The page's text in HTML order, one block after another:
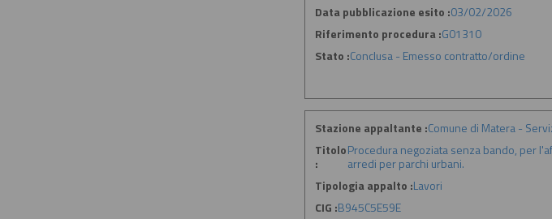
Data pubblicazione esito :03/02/2026
Riferimento procedura :G01310
Stato :Conclusa - Emesso contratto/ordine
Stazione appaltante :Comune di Matera -
Titolo
:
Procedura negoziata senza bando, per
arredi per parchi urbani.
Tipologia appalto :Lavori
CIG :B945C5E59E